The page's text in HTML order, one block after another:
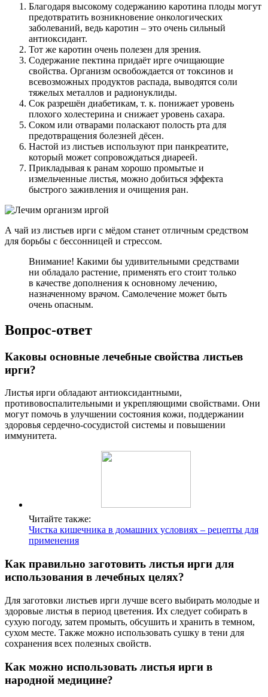
Благодаря высокому содержанию каротина плоды могут
предотвратить возникновение онкологических
заболеваний, ведь каротин – это очень сильный
антиоксидант.
Тот же каротин очень полезен для зрения.
Содержание пектина придаёт ирге очищающие
свойства. Организм освобождается от токсинов и
всевозможных продуктов распада, выводятся соли
тяжелых металлов и радионуклиды.
Сок разрешён диабетикам, т. к. понижает уровень
плохого холестерина и снижает уровень сахара.
Соком или отварами поласкают полость рта для
предотвращения болезней дёсен.
Настой из листьев используют при панкреатите,
который может сопровождаться диареей.
Прикладывая к ранам хорошо промытые и
измельченные листья, можно добиться эффекта
быстрого заживления и очищения ран.
А чай из листьев ирги с мёдом станет отличным средством
для борьбы с бессонницей и стрессом.
Внимание! Какими бы удивительными средствами
ни обладало растение, применять его стоит только
в качестве дополнения к основному лечению,
назначенному врачом. Самолечение может быть
очень опасным.
Вопрос-ответ
Каковы основные лечебные свойства листьев
ирги?
Листья ирги обладают антиоксидантными,
противовоспалительными и укрепляющими свойствами. Они
могут помочь в улучшении состояния кожи, поддержании
здоровья сердечно-сосудистой системы и повышении
иммунитета.
Читайте также:
Чистка кишечника в домашних условиях – рецепты для
применения
Как правильно заготовить листья ирги для
использования в лечебных целях?
Для заготовки листьев ирги лучше всего выбирать молодые и
здоровые листья в период цветения. Их следует собирать в
сухую погоду, затем промыть, обсушить и хранить в темном,
сухом месте. Также можно использовать сушку в тени для
сохранения всех полезных свойств.
Как можно использовать листья ирги в
народной медицине?